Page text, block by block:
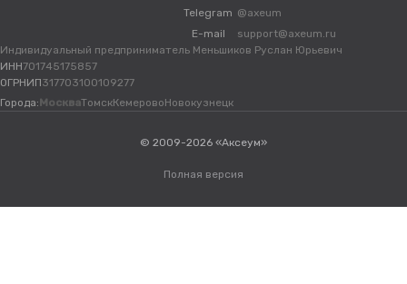
Telegram @axeum
E-mail
support@axeum.ru
Индивидуальный предприниматель Меньшиков Руслан Юрьевич
ИНН701745175857
ОГРНИП317703100109277
Города: МоскваТомскКемеровоНовокузнецк
© 2009-2026 «Аксеум»
Полная версия